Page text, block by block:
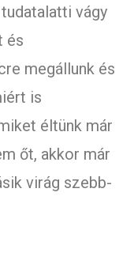
vágy
és
megállunk és
is
éltünk már
őt, akkor már
virág szebb-